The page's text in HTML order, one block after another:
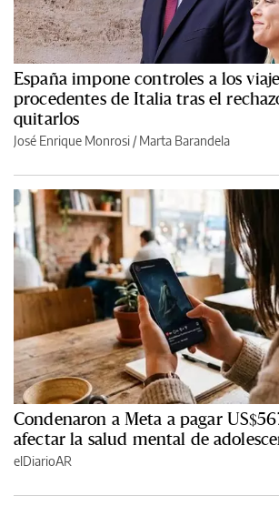
España impone controles a los
procedentes de Italia tras el
quitarlos
José Enrique Monrosi / Marta Barandela
Condenaron a Meta a pagar
afectar la salud mental de
elDiarioAR